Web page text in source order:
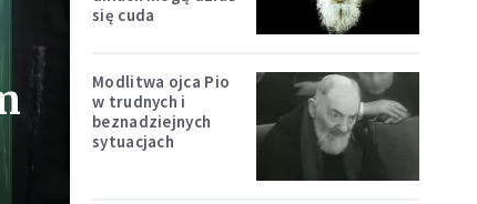
się cuda
Modlitwa ojca Pio
w trudnych i
beznadziejnych
sytuacjach